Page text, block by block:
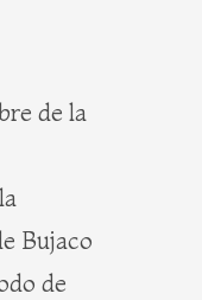
de la
Bujaco
de